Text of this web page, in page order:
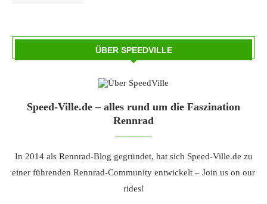
ÜBER SPEEDVILLE
Speed-Ville.de – alles rund um die Faszination
Rennrad
In 2014 als Rennrad-Blog gegründet, hat sich Speed-Ville.de zu
einer führenden Rennrad-Community entwickelt – Join us on our
rides!